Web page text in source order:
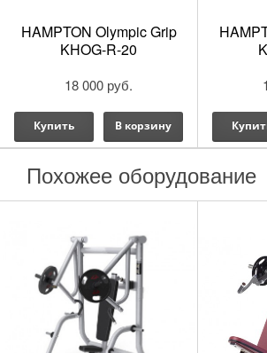
HAMPTON Olympic Grip
KHOG-R-20
18 000 руб.
Купить В корзину
Похожее оборудование